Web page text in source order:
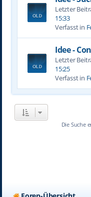
Letzter
15:33
Verfasst in
Idee -
Letzter
15:25
Verfasst in
Die Suche